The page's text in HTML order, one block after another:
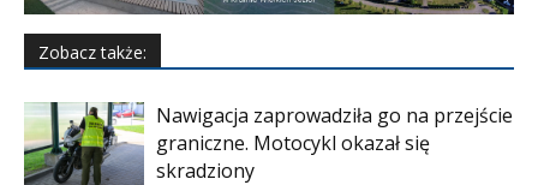
Zobacz także:
Nawigacja zaprowadziła go na przejście
graniczne. Motocykl okazał się
skradziony